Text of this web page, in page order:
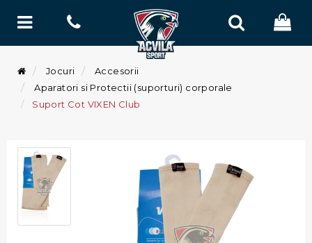
Jocuri
Accesorii
Aparatori si Protectii (suporturi) corporale
Suport Cot VIXEN Club